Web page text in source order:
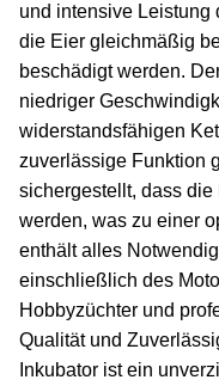
und intensive Leistung
die Eier gleichmäßig
beschädigt werden.
niedriger
widerstandsfähigen
zuverlässige Funktion
sichergestellt, dass
werden, was zu einer
enthält alles
einschließlich des
Hobbyzüchter und
Qualität und
Inkubator ist ein